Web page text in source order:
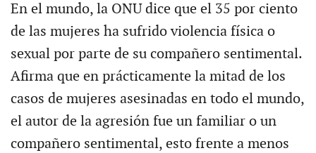
En el mundo, la ONU dice que el 35 por ciento
de las mujeres ha sufrido violencia física o
sexual por parte de su compañero sentimental.
Afirma que en prácticamente la mitad de los
casos de mujeres asesinadas en todo el mundo,
el autor de la agresión fue un familiar o un
compañero sentimental, esto frente a menos